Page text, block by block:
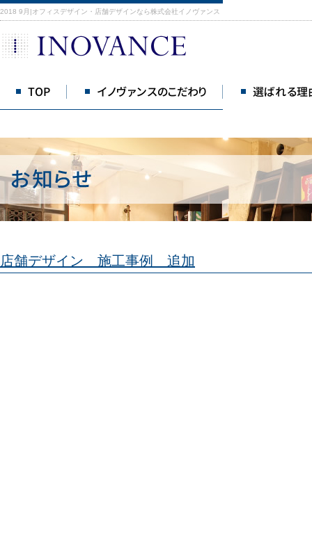
2018 9月|オフィスデザイン・店舗デザインなら株式会社イノヴァンス
TOP イノヴァンスのこだわり 選ばれる理
店舗デザイン 施工事例 追加